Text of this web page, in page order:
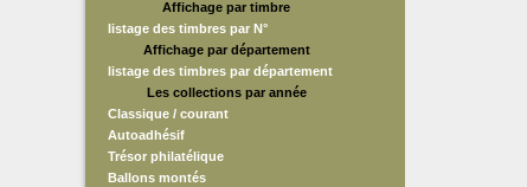
Affichage par timbre
listage des timbres par N°
Affichage par département
listage des timbres par département
Les collections par année
Classique / courant
Autoadhésif
Trésor philatélique
Ballons montés